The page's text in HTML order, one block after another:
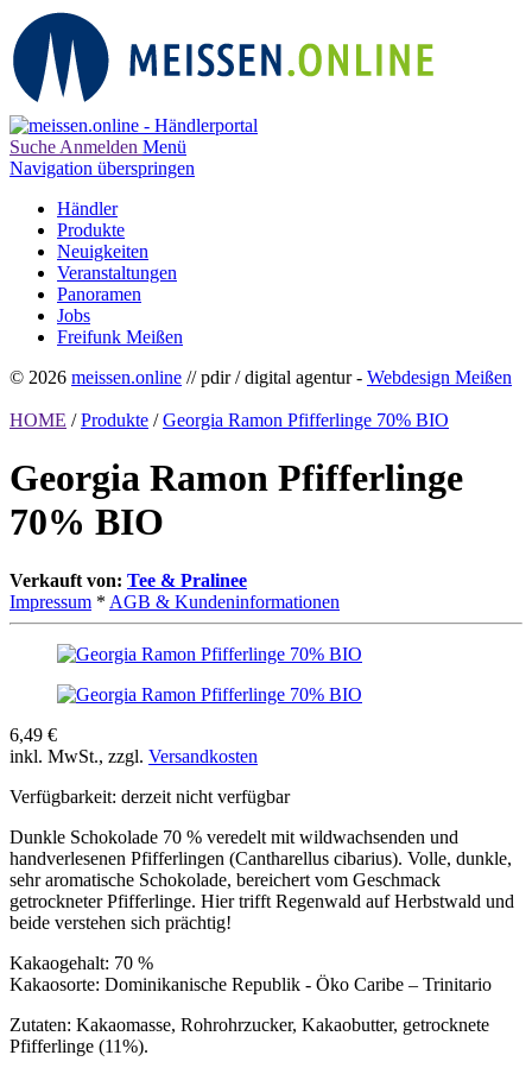
Suche Anmelden Menü
Navigation überspringen
Händler
Produkte
Neuigkeiten
Veranstaltungen
Panoramen
Jobs
Freifunk Meißen
© 2026 meissen.online // pdir / digital agentur - Webdesign Meißen
HOME / Produkte / Georgia Ramon Pfifferlinge 70% BIO
Georgia Ramon Pfifferlinge
70% BIO
Verkauft von: Tee & Pralinee
Impressum * AGB & Kundeninformationen
6,49 €
inkl. MwSt., zzgl. Versandkosten
Verfügbarkeit: derzeit nicht verfügbar
Dunkle Schokolade 70 % veredelt mit wildwachsenden und
handverlesenen Pfifferlingen (Cantharellus cibarius). Volle, dunkle,
sehr aromatische Schokolade, bereichert vom Geschmack
getrockneter Pfifferlinge. Hier trifft Regenwald auf Herbstwald und
beide verstehen sich prächtig!
Kakaogehalt: 70 %
Kakaosorte: Dominikanische Republik - Öko Caribe – Trinitario
Zutaten: Kakaomasse, Rohrohrzucker, Kakaobutter, getrocknete
Pfifferlinge (11%).